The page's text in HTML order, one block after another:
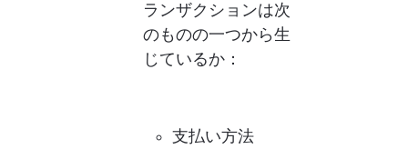
ランザクションは次
のものの一つから生
じているか：
支払い方法